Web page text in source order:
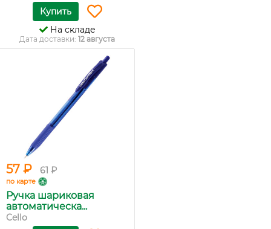
Купить
На складе
Дата доставки: 12 августа
57 ₽ 61 ₽
по карте
Ручка шариковая
автоматическа...
Cello